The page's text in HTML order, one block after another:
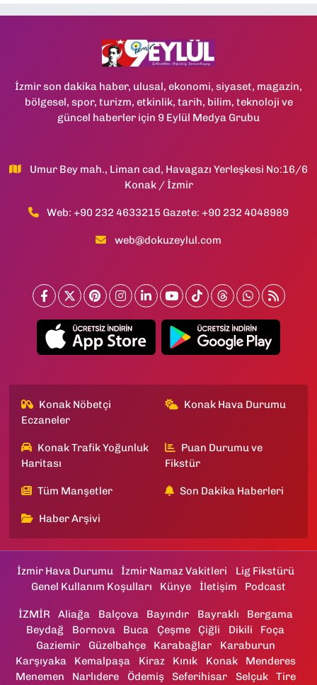
İzmir son dakika haber, ulusal, ekonomi, siyaset, magazin,
bölgesel, spor, turizm, etkinlik, tarih, bilim, teknoloji ve
güncel haberler için 9 Eylül Medya Grubu
Umur Bey mah., Liman cad, Havagazı Yerleşkesi No:16/6
Konak / İzmir
Web: +90 232 4633215 Gazete: +90 232 4048989
web@dokuzeylul.com
Konak Nöbetçi
Eczaneler
Konak Hava Durumu
Konak Trafik Yoğunluk
Haritası
Puan Durumu ve
Fikstür
Tüm Manşetler Son Dakika Haberleri
Haber Arşivi
İzmir Hava Durumu İzmir Namaz Vakitleri
Lig Fikstürü
Genel Kullanım Koşulları
Künye İletişim Podcast
İZMİR Aliağa Balçova Bayındır Bayraklı
Bergama
Beydağ
Bornova Buca Çeşme Çiğli Dikili
Foça
Gaziemir
Güzelbahçe Karabağlar
Karaburun
Karşıyaka
Kemalpaşa Kiraz Kınık Konak
Menderes
Menemen
Narlıdere Ödemiş Seferihisar Selçuk Tire